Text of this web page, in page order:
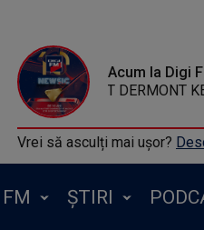
Acum la Digi
MEDUZA DT
Vrei să asculți mai ușor?
ȘTIRI